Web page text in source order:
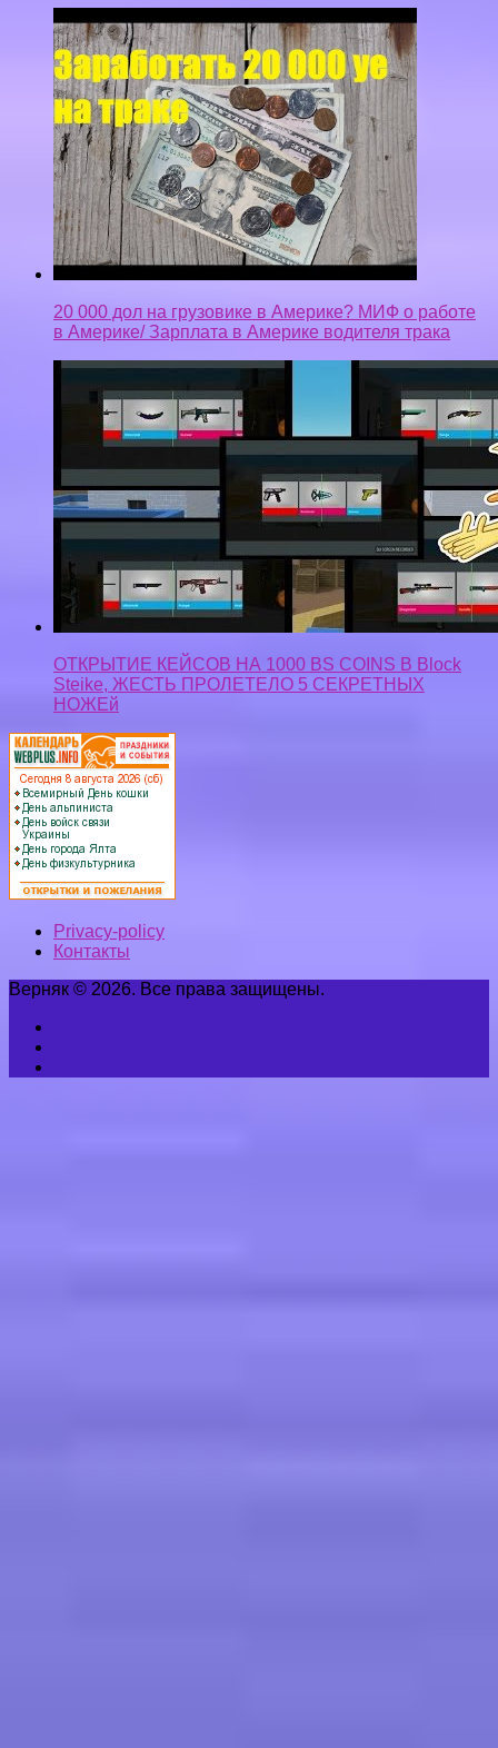
20 000 дол на грузовике в Америке? МИФ о работе
в Америке/ Зарплата в Америке водителя трака
ОТКРЫТИЕ КЕЙСОВ НА 1000 BS COINS В Block
Steike, ЖЕСТЬ ПРОЛЕТЕЛО 5 СЕКРЕТНЫХ
НОЖЕй
Privacy-policy
Контакты
Верняк © 2026. Все права защищены.